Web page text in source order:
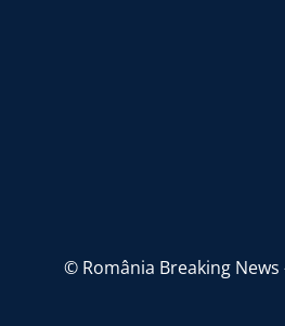
© România Breaking News